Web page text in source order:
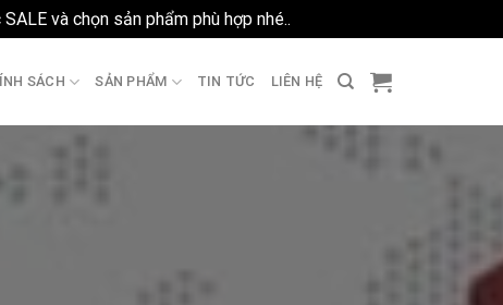
và chọn sản phẩm phù hợp nhé..
SÁCH SẢN PHẨM TIN TỨC LIÊN HỆ